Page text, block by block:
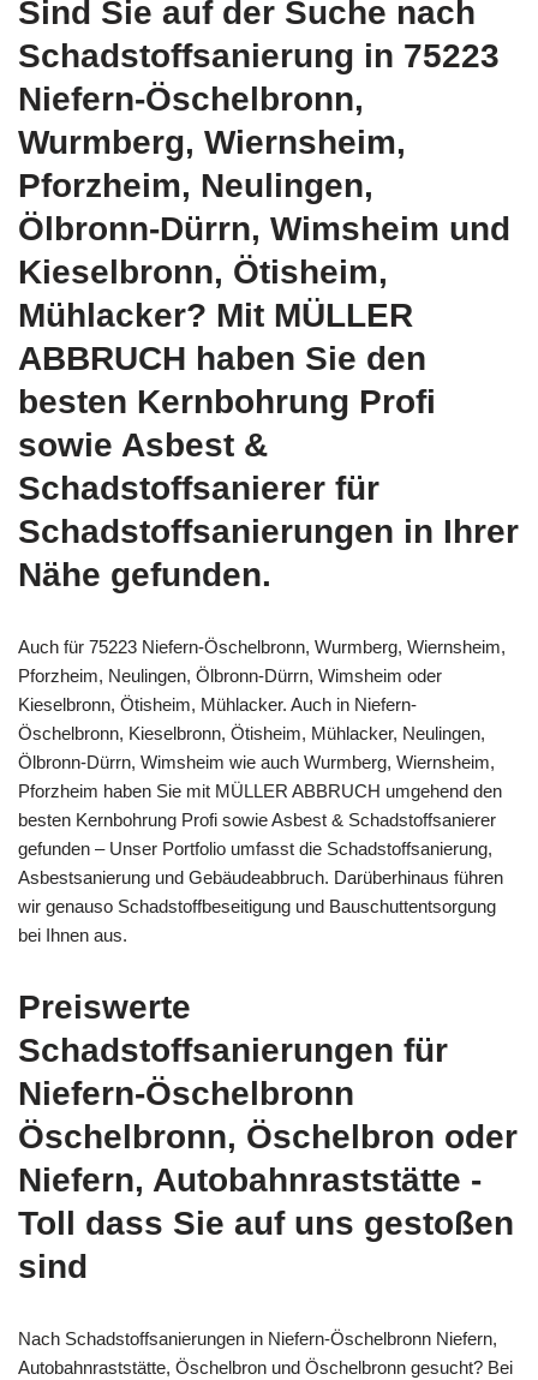
Sind Sie auf der Suche nach
Schadstoffsanierung in 75223
Niefern-Öschelbronn,
Wurmberg, Wiernsheim,
Pforzheim, Neulingen,
Ölbronn-Dürrn, Wimsheim und
Kieselbronn, Ötisheim,
Mühlacker? Mit MÜLLER
ABBRUCH haben Sie den
besten Kernbohrung Profi
sowie Asbest &
Schadstoffsanierer für
Schadstoffsanierungen in Ihrer
Nähe gefunden.
Auch für 75223 Niefern-Öschelbronn, Wurmberg, Wiernsheim,
Pforzheim, Neulingen, Ölbronn-Dürrn, Wimsheim oder
Kieselbronn, Ötisheim, Mühlacker. Auch in Niefern-
Öschelbronn, Kieselbronn, Ötisheim, Mühlacker, Neulingen,
Ölbronn-Dürrn, Wimsheim wie auch Wurmberg, Wiernsheim,
Pforzheim haben Sie mit MÜLLER ABBRUCH umgehend den
besten Kernbohrung Profi sowie Asbest & Schadstoffsanierer
gefunden – Unser Portfolio umfasst die Schadstoffsanierung,
Asbestsanierung und Gebäudeabbruch. Darüberhinaus führen
wir genauso Schadstoffbeseitigung und Bauschuttentsorgung
bei Ihnen aus.
Preiswerte
Schadstoffsanierungen für
Niefern-Öschelbronn
Öschelbronn, Öschelbron oder
Niefern, Autobahnraststätte -
Toll dass Sie auf uns gestoßen
sind
Nach Schadstoffsanierungen in Niefern-Öschelbronn Niefern,
Autobahnraststätte, Öschelbron und Öschelbronn gesucht? Bei